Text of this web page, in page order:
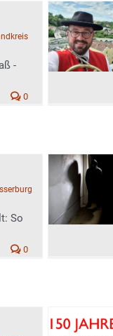
-
0
So
0